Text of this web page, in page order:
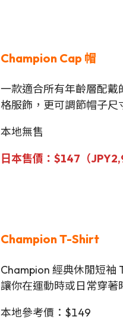
Champion Cap 帽
一款適合所有年齡層配戴
格服飾，更可調節帽子
本地無售
日本售價：$147（
Champion T-Shirt
Champion 經典休閒短袖
讓你在運動時或日常穿著
本地參考價：$149